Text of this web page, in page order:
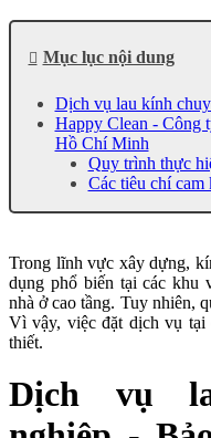
Mục lục nội dung
Dịch vụ lau kính
Happy Clean - Công
Hồ Chí Minh
Quy trình thực
Các tiêu chí
Trong lĩnh vực xây dựng,
dụng phổ biến tại các khu
nhà ở cao tầng. Tuy nhiên,
Vì vậy, việc đặt dịch vụ tại
thiết.
Dịch vụ